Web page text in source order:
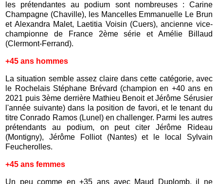
les prétendantes au podium sont nombreuses : Carine
Champagne (Chaville), les Mancelles Emmanuelle Le Brun
et Alexandra Malet, Laetitia Voisin (Cuers), ancienne vice-
championne de France 2ème série et Amélie Billaud
(Clermont-Ferrand).
+45 ans hommes
La situation semble assez claire dans cette catégorie, avec
le Rochelais Stéphane Brévard (champion en +40 ans en
2021 puis 3ème derrière Mathieu Benoit et Jérôme Sérusier
l'année suivante) dans la position de favori, et le tenant du
titre Conrado Ramos (Lunel) en challenger. Parmi les autres
prétendants au podium, on peut citer Jérôme Rideau
(Montigny), Jérôme Folliot (Nantes) et le local Sylvain
Feucherolles.
+45 ans femmes
Un peu comme en +35 ans avec Maud Duplomb, il ne